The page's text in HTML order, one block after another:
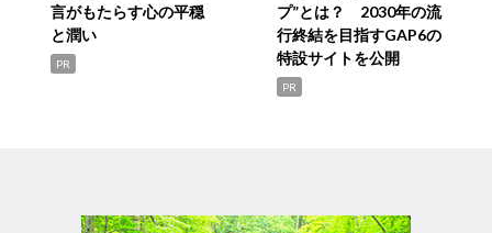
言がもたらす心の平穏
と潤い
PR
プ”とは？ 2030年の流
行終結を目指すGAP6の
特設サイトを公開
PR